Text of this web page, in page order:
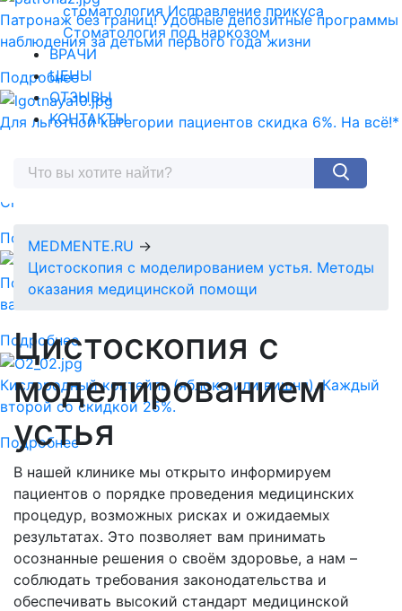
Патронаж без границ! Удобные депозитные программы
наблюдения за детьми первого года жизни
Подробнее
Для льготной категории пациентов скидка 6%. На всё!*
Спермограмма + MAR тест = 5890 руб.
Подробнее
Подарочный сертификат-идеальный подарок для
ваших близких!
Подробнее
Кислородный коктейль (яблоко или вишня). Каждый
второй со скидкой 25%.
Подробнее
стоматология Исправление прикуса
Стоматология под наркозом
ВРАЧИ
ЦЕНЫ
ОТЗЫВЫ
КОНТАКТЫ
MEDMENTE.RU →
Цистоскопия с моделированием устья. Методы
оказания медицинской помощи
Цистоскопия с
моделированием
устья
В нашей клинике мы открыто информируем
пациентов о порядке проведения медицинских
процедур, возможных рисках и ожидаемых
результатах. Это позволяет вам принимать
осознанные решения о своём здоровье, а нам –
соблюдать требования законодательства и
обеспечивать высокий стандарт медицинской